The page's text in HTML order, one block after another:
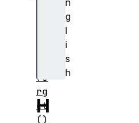
g
l
i
s
h
H
fo
rg
et
()